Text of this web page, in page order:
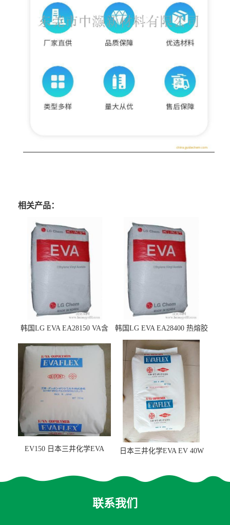
相关产品：
韩国LG EVA EA28150 VA含
韩国LG EVA EA28400 热熔胶
级 VA含量28 熔指400
EV150 日本三井化学EVA
日本三井化学EVA EV 40W
联系我们